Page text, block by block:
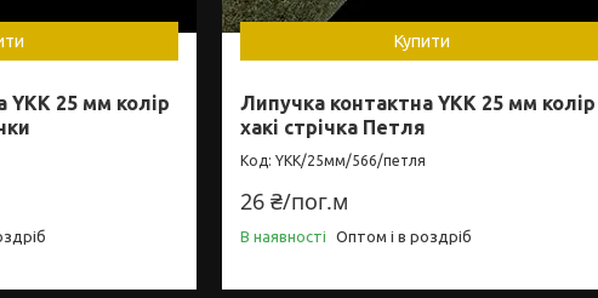
YKK 25 мм колір
Купити
Липучка контактна YKK 25 мм колір
хакі стрічка Петля
YKK/25мм/566/петля
26 ₴/пог.м
В наявності Оптом і в роздріб